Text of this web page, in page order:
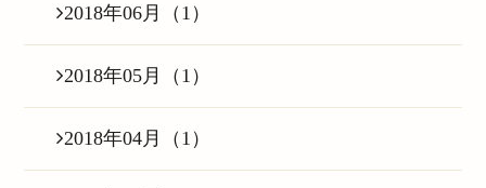
2018年06月（1）
2018年05月（1）
2018年04月（1）